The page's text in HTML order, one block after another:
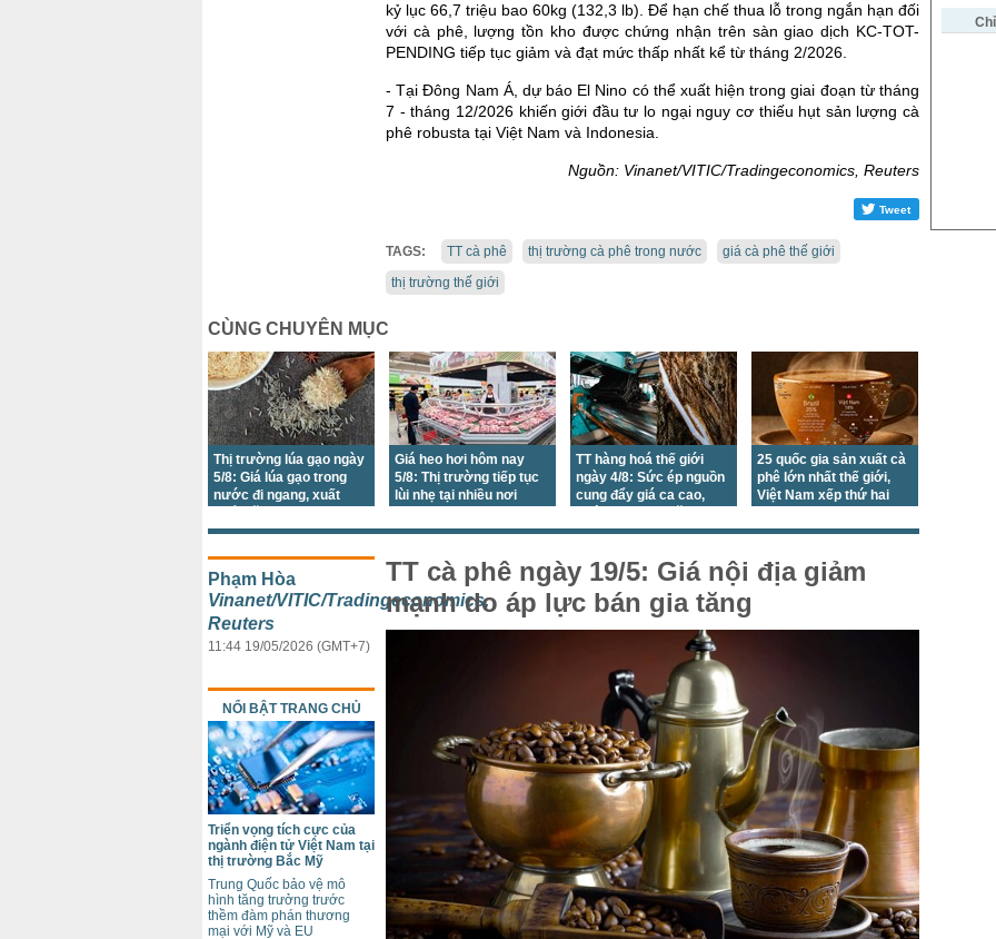
kỷ lục 66,7 triệu bao 60kg (132,3 lb). Để hạn chế thua lỗ trong ngắn hạn đối
với cà phê, lượng tồn kho được chứng nhận trên sàn giao dịch KC-TOT-
PENDING tiếp tục giảm và đạt mức thấp nhất kể từ tháng 2/2026.
- Tại Đông Nam Á, dự báo El Nino có thể xuất hiện trong giai đoạn từ tháng
7 - tháng 12/2026 khiến giới đầu tư lo ngại nguy cơ thiếu hụt sản lượng cà
phê robusta tại Việt Nam và Indonesia.
Nguồn: Vinanet/VITIC/Tradingeconomics, Reuters
Tweet
TAGS: TT cà phê thị trường cà phê trong nước
giá cà phê thế giới
thị trường thế giới
CÙNG CHUYÊN MỤC
Thị trường lúa gạo ngày
5/8: Giá lúa gạo trong
nước đi ngang, xuất
Giá heo hơi hôm nay
5/8: Thị trường tiếp tục
lùi nhẹ tại nhiều nơi
TT hàng hoá thế giới
ngày 4/8: Sức ép nguồn
cung đẩy giá ca cao,
25 quốc gia sản xuất cà
phê lớn nhất thế giới,
Việt Nam xếp thứ hai
TT cà phê ngày 19/5: Giá nội địa giảm
mạnh do áp lực bán gia tăng
Phạm Hòa
Vinanet/VITIC/Tradingeconomics,
Reuters
11:44 19/05/2026 (GMT+7)
NỔI BẬT TRANG CHỦ
Triển vọng tích cực của
ngành điện tử Việt Nam tại
thị trường Bắc Mỹ
Trung Quốc bảo vệ mô
hình tăng trưởng trước
thềm đàm phán thương
mại với Mỹ và EU
US